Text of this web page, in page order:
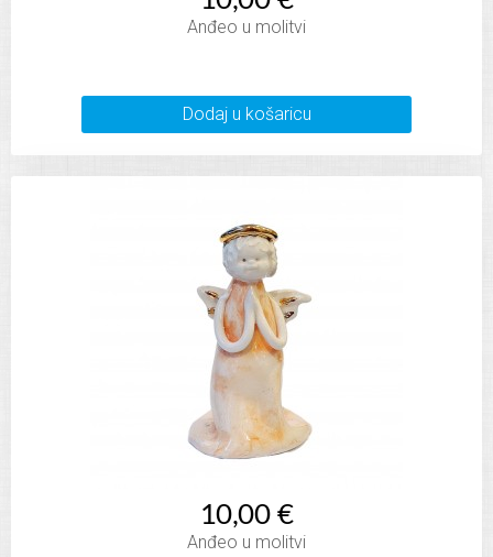
Anđeo u molitvi
Dodaj u košaricu
10,00 €
Anđeo u molitvi